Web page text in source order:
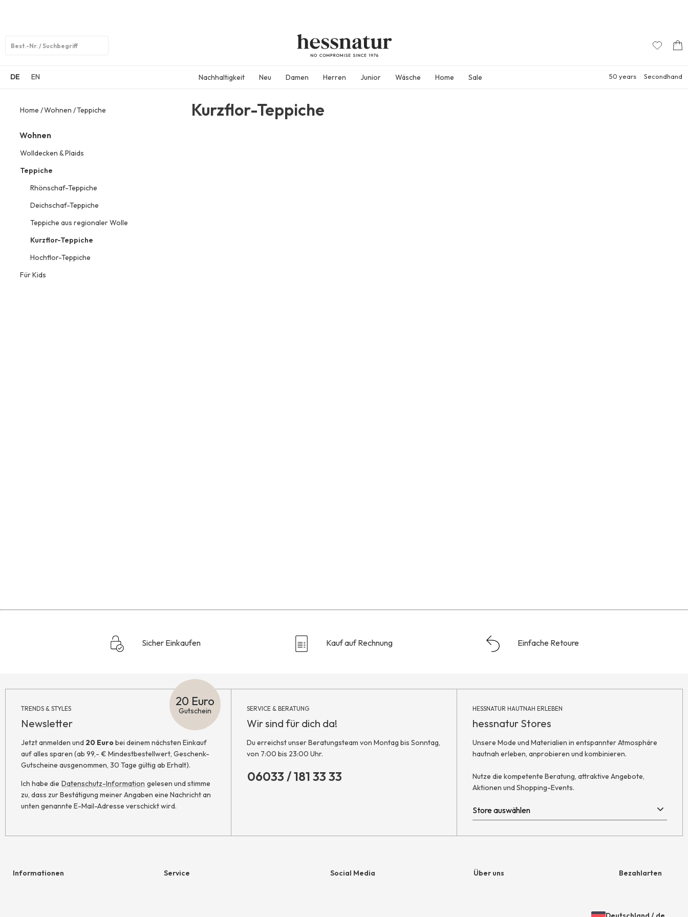
DE
EN Nachhaltigkeit Neu Damen Herren Junior Wäsche Home Sale 50 years Secondhand
Home Wohnen Teppiche
Wohnen
Wolldecken & Plaids
Teppiche
Rhönschaf-Teppiche
Deichschaf-Teppiche
Teppiche aus regionaler Wolle
Kurzflor-Teppiche
Hochflor-Teppiche
Für Kids
Kurzflor-Teppiche
Sicher Einkaufen Kauf auf Rechnung Einfache Retoure
TRENDS & STYLES
Newsletter
20 Euro
Gutschein
Jetzt anmelden und 20 Eurobei deinem nächsten Einkauf
auf alles sparen (ab 99,- € Mindestbestellwert, Geschenk-
Gutscheine ausgenommen, 30 Tage gültig ab Erhalt).
Ich habe die Datenschutz-Information gelesen und stimme
zu, dass zur Bestätigung meiner Angaben eine Nachricht an
unten genannte E-Mail-Adresse verschickt wird.
SERVICE & BERATUNG
Wir sind für dich da!
Du erreichst unser Beratungsteam von Montag bis Sonntag,
von 7:00 bis 23:00 Uhr.
06033 / 181 33 33
HESSNATUR HAUTNAH ERLEBEN
hessnatur Stores
Unsere Mode und Materialien in entspannter Atmosphäre
hautnah erleben, anprobieren und kombinieren.
Nutze die kompetente Beratung, attraktive Angebote,
Aktionen und Shopping-Events.
Informationen Service Social Media Über uns Bezahlarten